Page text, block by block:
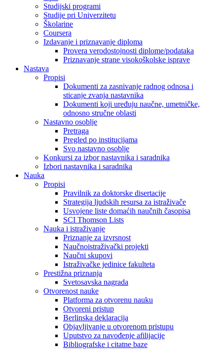
Studijski programi
Studije pri Univerzitetu
Školarine
Coursera
Izdavanje i priznavanje diploma
Provera verodostojnosti diplome/podataka
Priznavanje strane visokoškolske isprave
Nastava
Propisi
Dokumenti za zasnivanje radnog odnosa i
sticanje zvanja nastavnika
Dokumenti koji uređuju naučne, umetničke,
odnosno stručne oblasti
Nastavno osoblje
Pretraga
Pregled po institucijama
Svo nastavno osoblje
Konkursi za izbor nastavnika i saradnika
Izbori nastavnika i saradnika
Nauka
Propisi
Pravilnik za doktorske disertacije
Strategija ljudskih resursa za istraživače
Usvojene liste domaćih naučnih časopisa
SCI Thomson Lists
Nauka i istraživanje
Priznanje za izvrsnost
Naučnoistraživački projekti
Naučni skupovi
Istraživačke jedinice fakulteta
Prestižna priznanja
Svetosavska nagrada
Otvorenost nauke
Platforma za otvorenu nauku
Otvoreni pristup
Berlinska deklaracija
Objavljivanje u otvorenom pristupu
Uputstvo za navođenje afilijacije
Bibliografske i citatne baze